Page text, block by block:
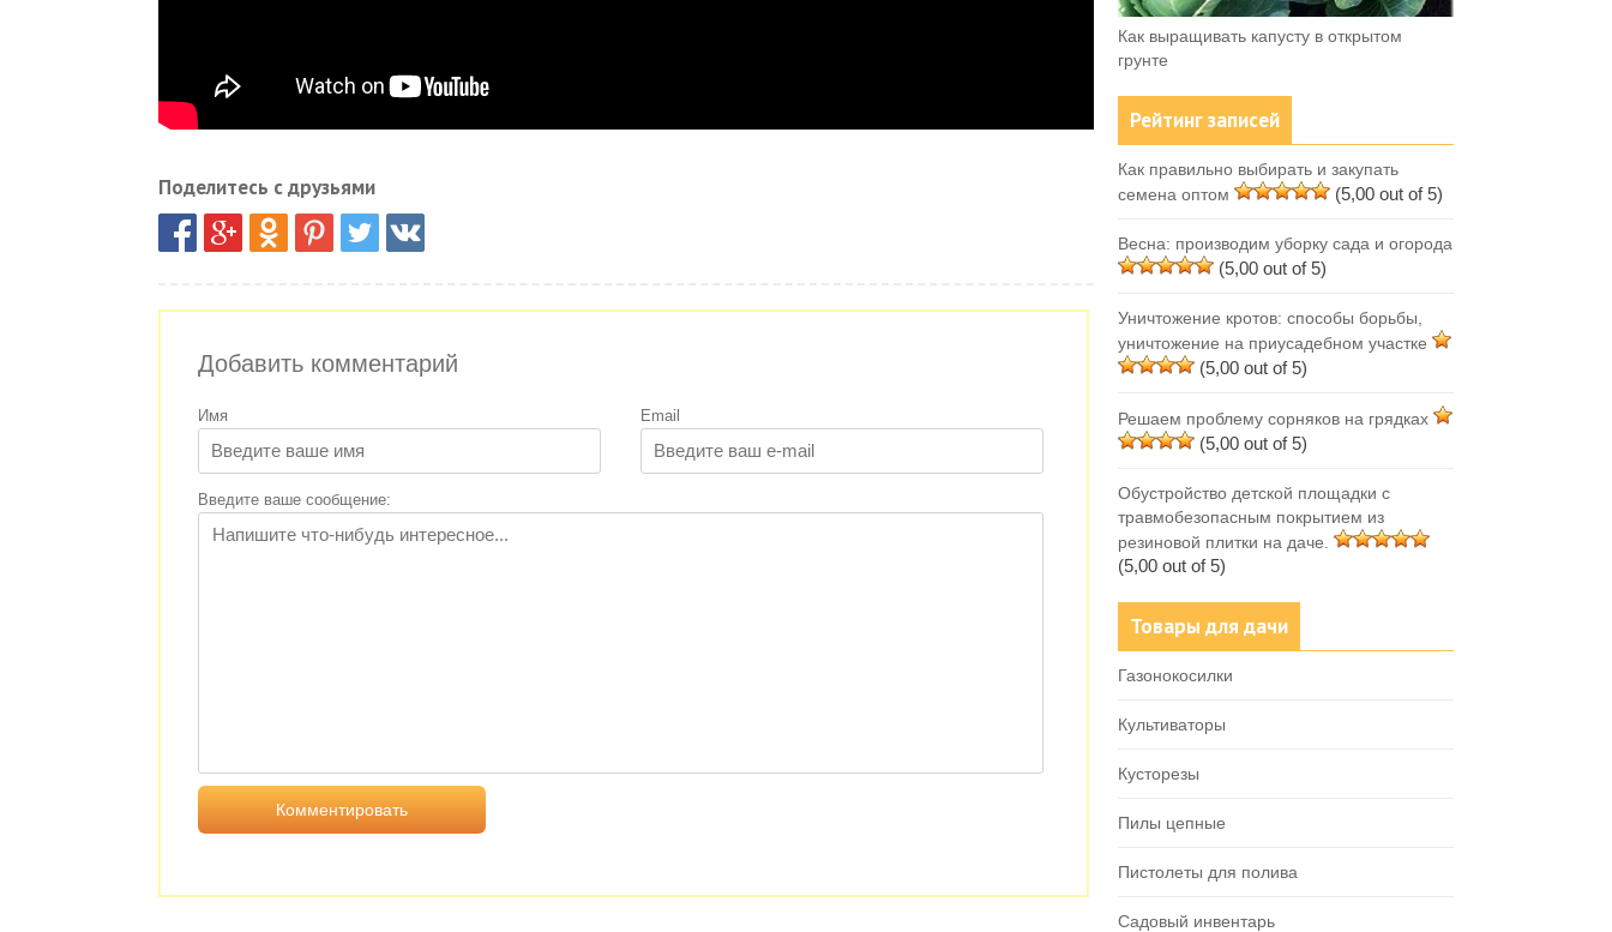
Поделитесь с друзьями
Добавить комментарий
Имя Email
Введите ваше сообщение:
Как выращивать капусту в открытом
грунте
Рейтинг записей
Как правильно выбирать и закупать
семена оптом
(5,00 out of 5)
Весна: производим уборку сада и огорода
(5,00 out of 5)
Уничтожение кротов: способы борьбы,
уничтожение на приусадебном участке
(5,00 out of 5)
Решаем проблему сорняков на грядках
(5,00 out of 5)
Обустройство детской площадки с
травмобезопасным покрытием из
резиновой плитки на даче.
(5,00 out of 5)
Товары для дачи
Газонокосилки
Культиваторы
Кусторезы
Пилы цепные
Пистолеты для полива
Садовый инвентарь